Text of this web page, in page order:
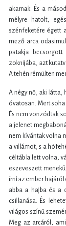
akarnak. És a
mélyre hatolt,
szénfeketére égett
mező arca
patakja
zoknijába, azt
A tehén rémülten
A négy nő, aki látta,
óvatosan. Mert
És nem vonzódtak
a jelenet
nem kívántak volna
a villámot, s a
céltábla lett volna,
eszeveszett
írni az ember hajáról
abba a hajba és a
csillanása. És
világos színű
Meg az arcáról,